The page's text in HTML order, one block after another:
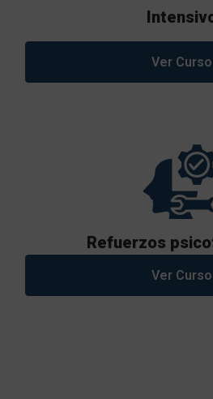
Ver Curso
Refuerzos
Ver Curso